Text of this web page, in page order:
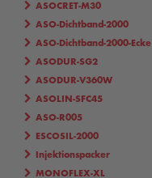
ASOCRET-M30
ASO-Dichtband-2000
ASO-Dichtband-2000-Ecke
ASODUR-SG2
ASODUR-V360W
ASOLIN-SFC45
ASO-R005
ESCOSIL-2000
Injektionspacker
MONOFLEX-XL